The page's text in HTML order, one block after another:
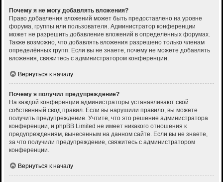
Почему я не могу добавлять вложения?
Право добавления вложений может быть предоставлено на уровне
форума, группы или пользователя. Администратор конференции
может не разрешить добавление вложений в определённых форумах.
Также возможно, что добавлять вложения разрешено только членам
определённых групп. Если вы не знаете, почему не можете добавлять
вложения, свяжитесь с администратором конференции.
Вернуться к началу
Почему я получил предупреждение?
На каждой конференции администраторы устанавливают свой
собственный свод правил. Если вы нарушили правило, вы можете
получить предупреждение. Учтите, что это решение администратора
конференции, и phpBB Limited не имеет никакого отношения к
предупреждениям, вынесенным на данном сайте. Если вы не знаете,
за что получили предупреждение, свяжитесь с администратором
конференции.
Вернуться к началу